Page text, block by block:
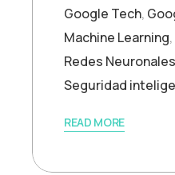
Google Tech,
Machine Learning,
Redes Neuronales
Seguridad
READ MORE